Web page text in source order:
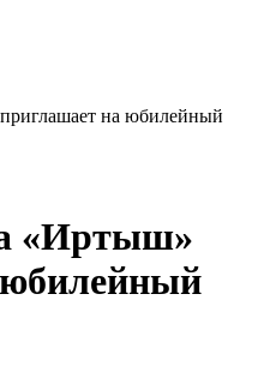
на юбилейный
«Иртыш»